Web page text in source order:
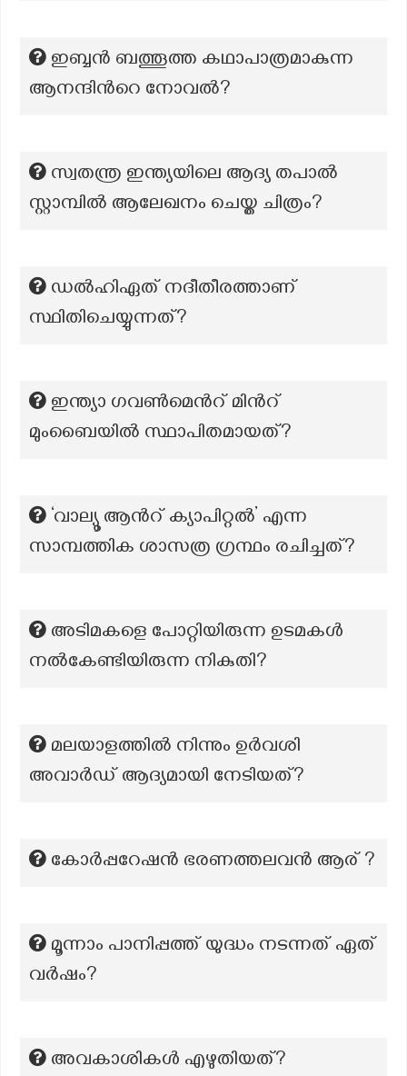
ഇബ്ബൻ ബത്തൂത്ത കഥാപാത്രമാകുന്ന
ആനന്ദിന്‍റെ നോവൽ?
സ്വതന്ത്ര ഇന്ത്യയിലെ ആദ്യ തപാൽ
സ്റ്റാമ്പിൽ ആലേഖനം ചെയ്ത ചിത്രം?
ഡൽഹിഏത് നദീതീരത്താണ്
സ്ഥിതിചെയ്യുന്നത്?
ഇന്ത്യാ ഗവൺമെന്‍റ് മിന്‍റ്
മുംബൈയിൽ സ്ഥാപിതമായത്?
‘വാല്യൂ ആന്‍റ് ക്യാപിറ്റൽ’ എന്ന
സാമ്പത്തിക ശാസത്ര ഗ്രന്ഥം രചിച്ചത്?
അടിമകളെ പോറ്റിയിരുന്ന ഉടമകൾ
നൽകേണ്ടിയിരുന്ന നികുതി?
മലയാളത്തിൽ നിന്നും ഉർവശി
അവാർഡ് ആദ്യമായി നേടിയത്?
കോർപ്പറേഷൻ ഭരണത്തലവൻ ആര് ?
മൂന്നാം പാനിപ്പത്ത് യുദ്ധം നടന്നത് ഏത്
വര്‍ഷം?
അവകാശികള്‍ എഴുതിയത്?